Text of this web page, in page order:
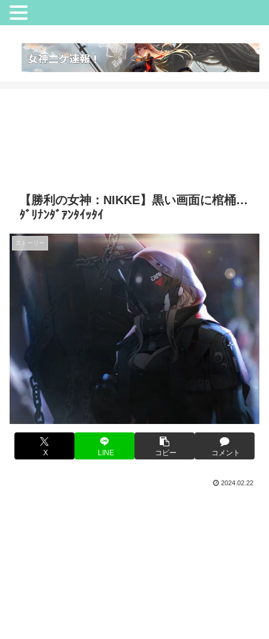
【勝利の女神：NIKKE】黒い画面に棺桶…
ﾀﾞﾘﾅﾝﾀﾞｱﾝﾀｲｯﾀｲ
ストーリー
X LINE コピー コメント
2024.02.22